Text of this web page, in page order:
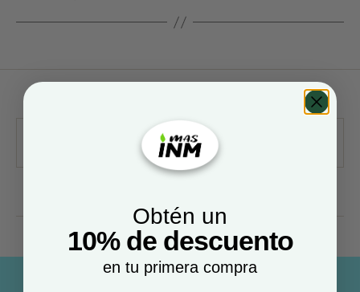
Obtén un
10% de descuento
en tu primera compra